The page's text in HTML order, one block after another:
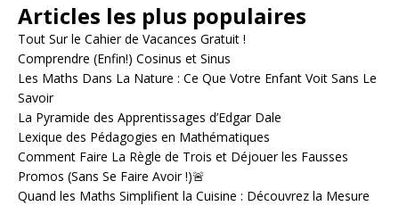
t
e
r
n
a
t
i
v
e
:
Articles les plus populaires
Tout Sur le Cahier de Vacances Gratuit !
Comprendre (Enfin!) Cosinus et Sinus
Les Maths Dans La Nature : Ce Que Votre Enfant Voit Sans Le
Savoir
La Pyramide des Apprentissages d’Edgar Dale
Lexique des Pédagogies en Mathématiques
Comment Faire La Règle de Trois et Déjouer les Fausses
Promos (Sans Se Faire Avoir !)🚨
Quand les Maths Simplifient la Cuisine : Découvrez la Mesure